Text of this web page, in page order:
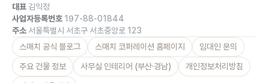
대표 김익정
사업자등록번호 197-88-01844
주소 서울특별시 서초구 서초중앙로 123
스매치 공식 블로그
스매치 코퍼레이션 홈페이지 임대인 문의
주요 건물 정보 사무실 인테리어 (부산·경남) 개인정보처리방침